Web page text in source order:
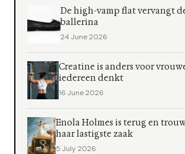
De high-vamp flat vervangt
ballerina
24 June 2026
Creatine is anders voor
iedereen denkt
16 June 2026
Enola Holmes is terug en
haar lastigste zaak
5 July 2026